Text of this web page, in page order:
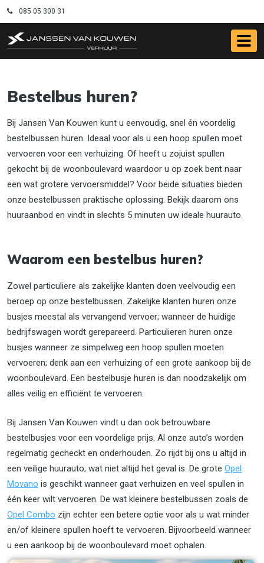
085 05 300 31
Bestelbus huren?
Bij Jansen Van Kouwen kunt u eenvoudig, snel én voordelig
bestelbussen huren. Ideaal voor als u een hoop spullen moet
vervoeren voor een verhuizing. Of heeft u zojuist spullen
gekocht bij de woonboulevard waardoor u op zoek bent naar
een wat grotere vervoersmiddel? Voor beide situaties bieden
onze bestelbussen praktische oplossing. Bekijk daarom ons
huuraanbod en vindt in slechts 5 minuten uw ideale huurauto.
Waarom een bestelbus huren?
Zowel particuliere als zakelijke klanten doen veelvoudig een
beroep op onze bestelbussen. Zakelijke klanten huren onze
busjes meestal als vervangend vervoer; wanneer de huidige
bedrijfswagen wordt gerepareerd. Particulieren huren onze
busjes wanneer ze simpelweg een hoop spullen moeten
vervoeren; denk aan een verhuizing of een grote aankoop bij de
woonboulevard. Een bestelbusje huren is dan noodzakelijk om
alles veilig en efficiënt te vervoeren.
Bij Jansen Van Kouwen vindt u dan ook betrouwbare
bestelbusjes voor een voordelige prijs. Al onze auto’s worden
regelmatig gecheckt en onderhouden. Zo rijdt bij ons u altijd in
een veilige huurauto; wat niet altijd het geval is. De grote Opel
Movano is geschikt wanneer gaat verhuizen en veel spullen in
één keer wilt vervoeren. De wat kleinere bestelbussen zoals de
Opel Combo zijn echter een betere optie voor als u wat minder
en/of kleinere spullen hoeft te vervoeren. Bijvoorbeeld wanneer
u een aankoop bij de woonboulevard moet ophalen.